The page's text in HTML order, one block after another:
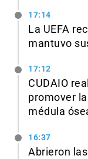
17:14
La UEFA
mantuvo
17:12
CUDAIO
promover
médula
16:37
Abrieron